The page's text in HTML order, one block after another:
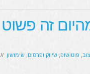
זה פשוט
פוטושופ שיווק ופרסום שימושון //